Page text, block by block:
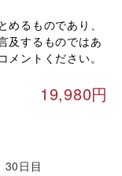
るものであり、
及するものではあ
ントください。
19,980円
30日目